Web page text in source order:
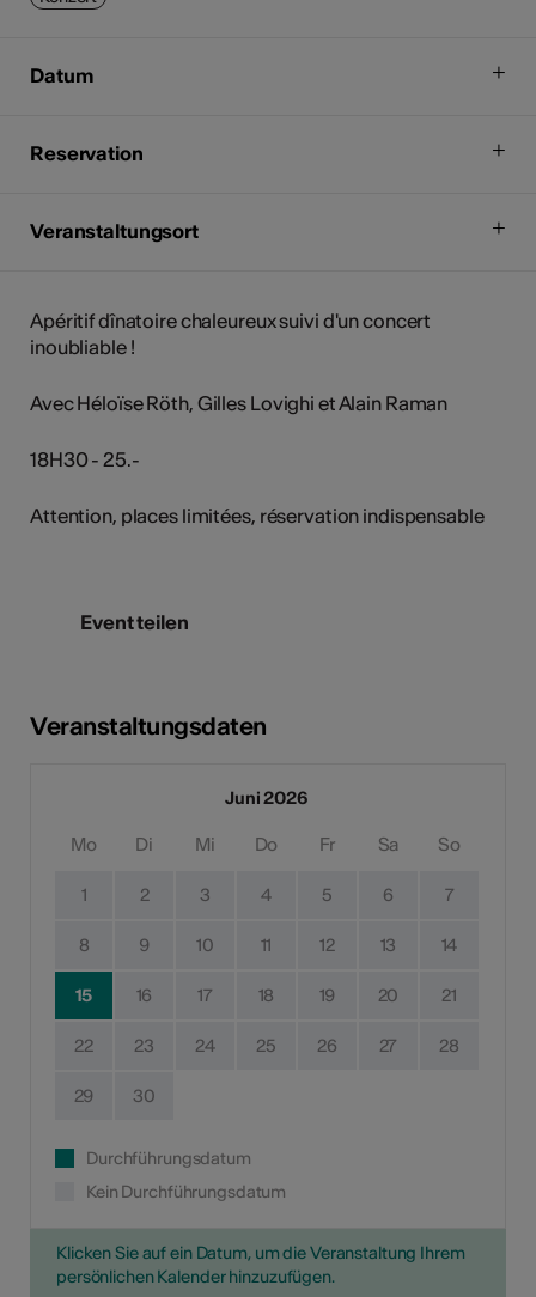
Datum
Reservation
Veranstaltungsort
Apéritif dînatoire chaleureux suivi d'un concert
inoubliable !
Avec Héloïse Röth, Gilles Lovighi et Alain Raman
18H30 - 25.-
Attention, places limitées, réservation indispensable
Event teilen
Veranstaltungsdaten
Juni 2026
Mo Di Mi Do Fr Sa So
1 2 3 4 5 6 7
8 9 10 11 12 13 14
15 16 17 18 19 20 21
22 23 24 25 26 27 28
29 30
Durchführungsdatum
Kein Durchführungsdatum
Klicken Sie auf ein Datum, um die Veranstaltung Ihrem
persönlichen Kalender hinzuzufügen.